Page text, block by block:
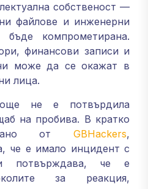
собственост —
файлове и инженерни
компрометирана.
финансови записи и
може да се окажат в
лица.
не е потвърдила
на пробива. В кратко
от GBHackers,
че е имало инцидент с
и потвърждава, че е
за реакция,